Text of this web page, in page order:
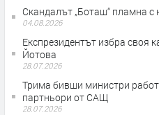
Скандалът „Боташ“ пламна с
04.08.2026
Експрезидентът избра своя
Йотова
28.07.2026
Трима бивши министри
партньори от САЩ
28.07.2026